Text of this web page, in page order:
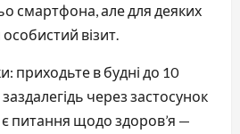
смартфона, але для деяких
візит.
приходьте в будні до 10
через застосунок
питання щодо здоров’я —